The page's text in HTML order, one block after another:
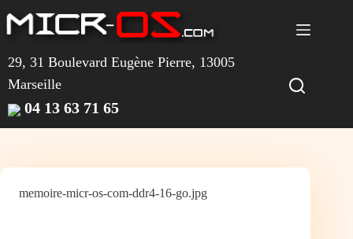
au
contenu
29, 31 Boulevard Eugène Pierre, 13005
Marseille
04 13 63 71 65
memoire-micr-os-com-ddr4-16-go.jpg